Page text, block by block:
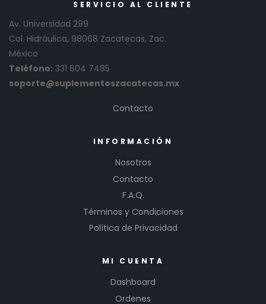
SERVICIO AL CLIENTE
Av. Universidad 299
Col. Hidráulica, 98068 Zacatecas, Zac.
México
Teléfono: 331 604 7485
soporte@suplementoszacatecas.mx
Contacto
INFORMACIÓN
Nosotros
Contacto
F.A.Q.
Términos y Condiciones
Política de Privacidad
MI CUENTA
Dashboard
Ordenes